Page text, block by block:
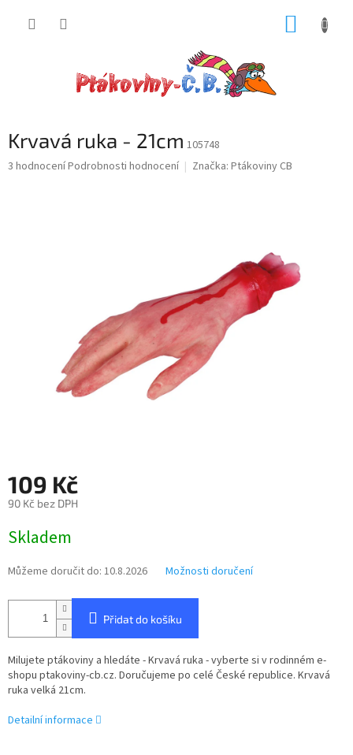
Krvavá ruka - 21cm 105748
Průměrné
3 hodnoceníPodrobnosti hodnocení Značka: Ptákoviny CB
109 Kč
90 Kč bez DPH
cena:
Skladem
Můžeme doručit do: 10.8.2026 Možnosti doručení
Přidat do košíku
Milujete ptákoviny a hledáte - Krvavá ruka - vyberte si v rodinném e-
shopu ptakoviny-cb.cz. Doručujeme po celé České republice. Krvavá
ruka velká 21cm.
Detailní informace